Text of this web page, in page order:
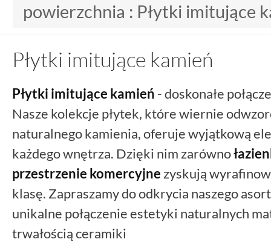
powierzchnia : Płytki imitujące
Płytki imitujące kamień
Płytki imitujące kamień - doskonałe
Nasze kolekcje płytek, które wiernie
naturalnego kamienia, oferuje wyjątkową
każdego wnętrza. Dzięki nim zarówno
przestrzenie komercyjne zyskują
klasę. Zapraszamy do odkrycia naszego
unikalne połączenie estetyki naturalnych
trwałością ceramiki